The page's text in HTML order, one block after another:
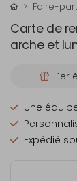
Faire-
Carte de
arche et
1er
Une
Expédié